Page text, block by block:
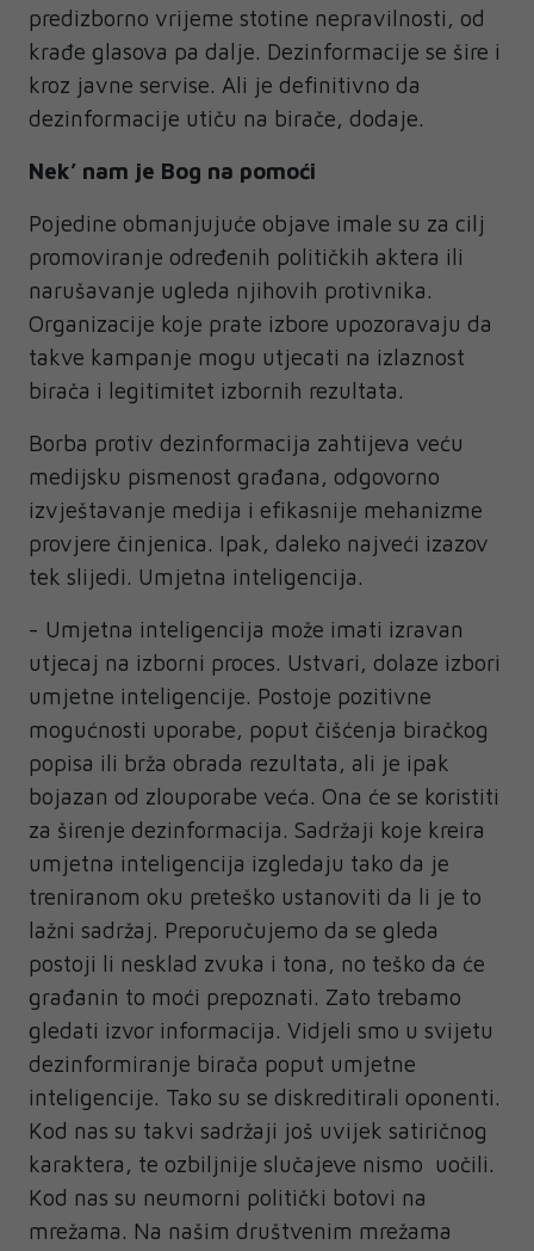
predizborno vrijeme stotine nepravilnosti, od
krađe glasova pa dalje. Dezinformacije se šire i
kroz javne servise. Ali je definitivno da
dezinformacije utiču na birače, dodaje.
Nek’ nam je Bog na pomoći
Pojedine obmanjujuće objave imale su za cilj
promoviranje određenih političkih aktera ili
narušavanje ugleda njihovih protivnika.
Organizacije koje prate izbore upozoravaju da
takve kampanje mogu utjecati na izlaznost
birača i legitimitet izbornih rezultata.
Borba protiv dezinformacija zahtijeva veću
medijsku pismenost građana, odgovorno
izvještavanje medija i efikasnije mehanizme
provjere činjenica. Ipak, daleko najveći izazov
tek slijedi. Umjetna inteligencija.
- Umjetna inteligencija može imati izravan
utjecaj na izborni proces. Ustvari, dolaze izbori
umjetne inteligencije. Postoje pozitivne
mogućnosti uporabe, poput čišćenja biračkog
popisa ili brža obrada rezultata, ali je ipak
bojazan od zlouporabe veća. Ona će se koristiti
za širenje dezinformacija. Sadržaji koje kreira
umjetna inteligencija izgledaju tako da je
treniranom oku preteško ustanoviti da li je to
lažni sadržaj. Preporučujemo da se gleda
postoji li nesklad zvuka i tona, no teško da će
građanin to moći prepoznati. Zato trebamo
gledati izvor informacija. Vidjeli smo u svijetu
dezinformiranje birača poput umjetne
inteligencije. Tako su se diskreditirali oponenti.
Kod nas su takvi sadržaji još uvijek satiričnog
karaktera, te ozbiljnije slučajeve nismo uočili.
Kod nas su neumorni politički botovi na
mrežama. Na našim društvenim mrežama